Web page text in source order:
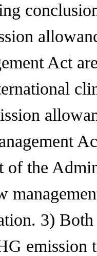
Act
of the
3)
emission